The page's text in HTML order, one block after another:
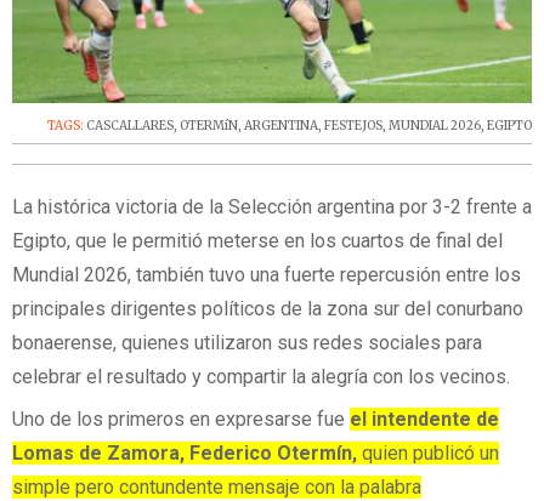
TAGS: CASCALLARES, OTERMíN, ARGENTINA, FESTEJOS, MUNDIAL 2026, EGIPTO
La histórica victoria de la Selección argentina por 3-2 frente a
Egipto, que le permitió meterse en los cuartos de final del
Mundial 2026, también tuvo una fuerte repercusión entre los
principales dirigentes políticos de la zona sur del conurbano
bonaerense, quienes utilizaron sus redes sociales para
celebrar el resultado y compartir la alegría con los vecinos.
Uno de los primeros en expresarse fue el intendente de
Lomas de Zamora, Federico Otermín, quien publicó un
simple pero contundente mensaje con la palabra